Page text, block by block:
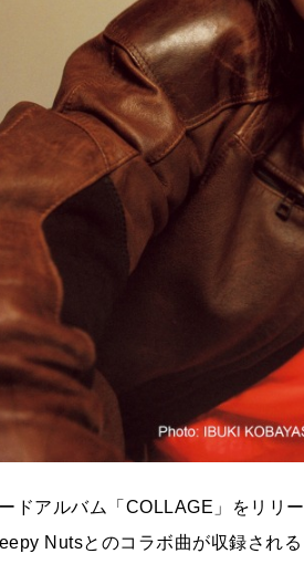
ドアルバム「COLLAGE」をリリ
Nutsとのコラボ曲が収録され